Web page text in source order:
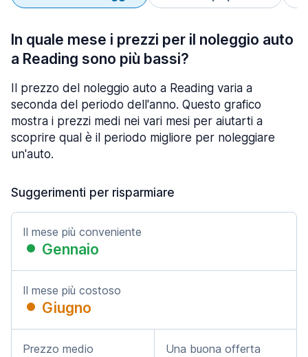
In quale mese i prezzi per il noleggio auto
a Reading sono più bassi?
Il prezzo del noleggio auto a Reading varia a
seconda del periodo dell'anno. Questo grafico
mostra i prezzi medi nei vari mesi per aiutarti a
scoprire qual è il periodo migliore per noleggiare
un'auto.
Suggerimenti per risparmiare
Il mese più conveniente
Gennaio
Il mese più costoso
Giugno
Prezzo medio Una buona offerta